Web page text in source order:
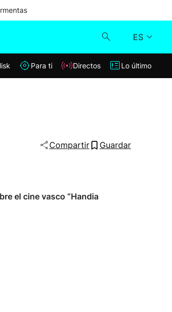
ES
Klisk
Para ti Directos Lo último
Compartir Guardar
el cine vasco “Handia